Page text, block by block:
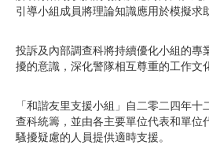
引導小組成員將理論知識應用於模擬求
投訴及內部調查科將持續優化小組的專
擾的意識，深化警隊相互尊重的工作文化
「和諧友里支援小組」自二零二四年
查科統籌，並由各主要單位代表和單位
騷擾疑慮的人員提供適時支援。